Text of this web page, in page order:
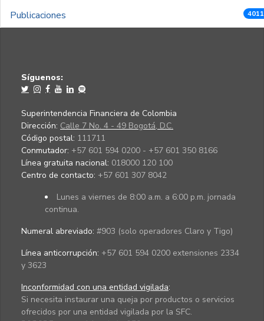
Publicaciones
Síguenos:
Superintendencia Financiera de Colombia
Dirección: Calle 7 No. 4 - 49 Bogotá, D.C.
Código postal: 111711
Conmutador: +57 601 594 0200 - +57 601 350 8166
Línea gratuita nacional: 018000 120 100
Centro de contacto: +57 601 307 8042
Lunes a viernes de 8:00 a.m. a 6:00 p.m. jornada
continua.
Numeral abreviado: #903 (solo operadores Claro y Tigo)
Línea anticorrupción: +57 601 594 0200 extensiones 2334
y 3623
Inconformidad con una entidad vigilada:
Si necesita instaurar una queja por productos o servicios
ofrecidos por una entidad vigilada por la SFC.